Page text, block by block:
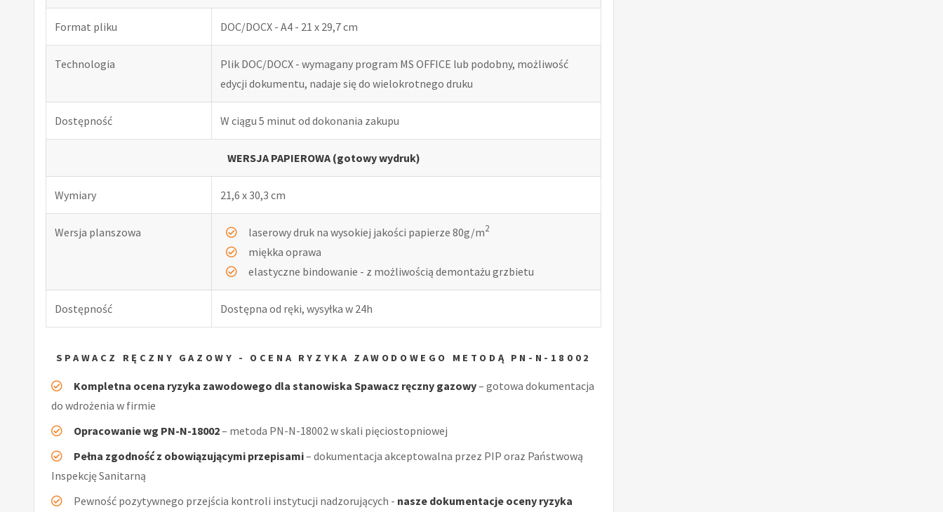
Format pliku DOC/DOCX - A4 - 21 x 29,7 cm
Technologia
Plik DOC/DOCX - wymagany program MS OFFICE lub podobny, możliwość
edycji dokumentu, nadaje się do wielokrotnego druku
Dostępność W ciągu 5 minut od dokonania zakupu
WERSJA PAPIEROWA (gotowy wydruk)
Wymiary 21,6 x 30,3 cm
Wersja planszowa laserowy druk na wysokiej jakości papierze 80g/m2
miękka oprawa
elastyczne bindowanie - z możliwością demontażu grzbietu
Dostępność Dostępna od ręki, wysyłka w 24h
SPAWACZ RĘCZNY GAZOWY - OCENA RYZYKA ZAWODOWEGO METODĄ PN-N-18002
Kompletna ocena ryzyka zawodowego dla stanowiska Spawacz ręczny gazowy– gotowa dokumentacja
do wdrożenia w firmie
Opracowanie wg PN-N-18002– metoda PN-N-18002 w skali pięciostopniowej
Pełna zgodność z obowiązującymi przepisami– dokumentacja akceptowalna przez PIP oraz Państwową
Inspekcję Sanitarną
Pewność pozytywnego przejścia kontroli instytucji nadzorujących - nasze dokumentacje oceny ryzyka